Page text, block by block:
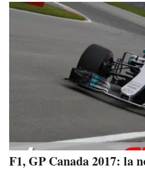
F1, GP Canada 2017: la